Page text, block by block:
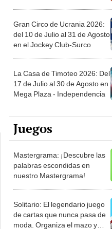
Gran Circo de Ucrania 2026:
del 10 de Julio al 31 de Agosto
en el Jockey Club-Surco
La Casa de Timoteo 2026: Del
17 de Julio al 30 de Agosto en
Mega Plaza - Independencia
Juegos
Mastergrama: ¡Descubre las
palabras escondidas en
nuestro Mastergrama!
Solitario: El legendario juego
de cartas que nunca pasa de
moda. Organiza el mazo y